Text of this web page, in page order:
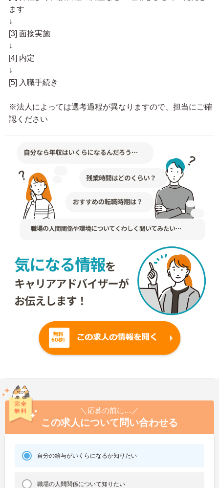
ます
↓
[3] 面接実施
↓
[4] 内定
↓
[5] 入職手続き
※法人によっては選考過程が異なりますので、担当にご確
認ください
＼応募の前に…／
この求人について問い合わせる
自分の給与がいくらになるか知りたい
職場の人間関係について知りたい